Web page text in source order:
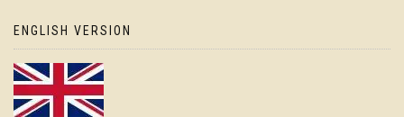
ENGLISH VERSION